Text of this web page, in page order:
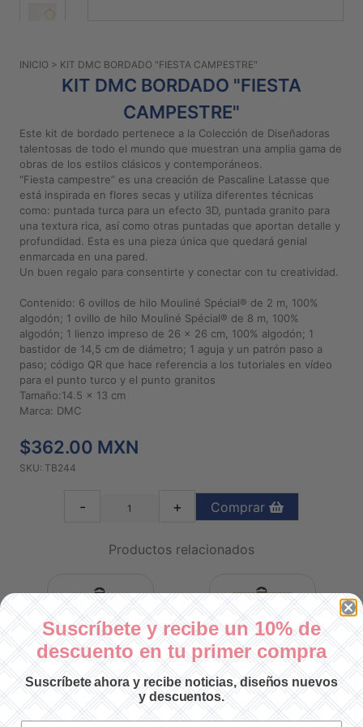
Preguntas
Privacidad
Políticas
Compra
2026
Diseños
Bordar
INICIO > KIT DMC BORDADO "FIESTA CAMPESTRE"
KIT DMC BORDADO "FIESTA
CAMPESTRE"
Este kit de bordado pertenece a la Colección de Diseñadoras
talentosas de todo el mundo que muestran una amplia gama de
obras de los estilos clásicos y contemporáneos.
“Fiesta campestre” es una creación de Pascaline Latasse que
está inspirada en flores secas y utiliza diferentes técnicas
como: puntada turca para un efecto 3D, puntada granito para
una textura rica, así como otras puntadas que aportan detalle y
profundidad. Esta es una pieza única que quedará genial
enmarcada en una pared.
Un buen regalo para consentirte y conectar con tu creatividad.
Contenido: 6 ovillos de hilo Mouliné Spécial® de 2 m, 100%
algodón; 1 ovillo de hilo Mouliné Spécial® de 8 m, 100%
algodón; 1 lienzo impreso de 26 x 26 cm, 100% algodón; 1
bastidor de 14,5 cm de diámetro; 1 aguja y un patrón paso a
paso; código QR que hace referencia a los tutoriales en vídeo
para el punto turco y el punto granitos
Tamaño:14.5 x 13 cm
Marca: DMC
$362.00 MXN
SKU: TB244
- + Comprar
Productos relacionados
KIT DE BORDADO "PÉTALOS Y
PERLAS"
KIT DE BORDADO "JARDÍN DE
MARIPOSAS"
Suscríbete y recibe un 10% de
descuento en tu primer compra
Suscríbete ahora y recibe noticias, diseños nuevos
y descuentos.